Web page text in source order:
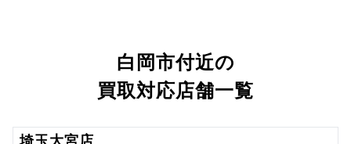
白岡市付近の
買取対応店舗一覧